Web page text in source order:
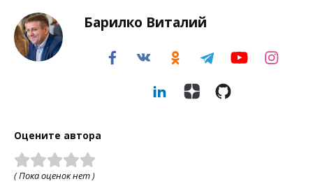
Барилко Виталий
Оцените автора
( Пока оценок нет )